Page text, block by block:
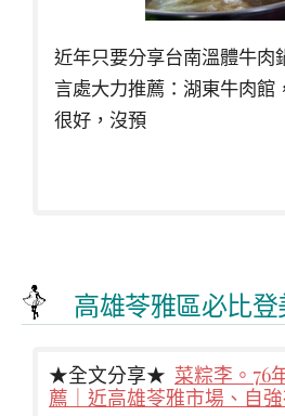
近年只要分享台南溫體牛肉
言處大力推薦：湖東牛肉館
很好，沒預
高雄苓雅區必比登
★全文分享★ 菜粽李。76
薦｜近高雄苓雅市場、自